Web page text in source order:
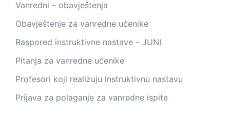
Vanredni – obavještenja
Obavještenje za vanredne učenike
Raspored instruktivne nastave – JUNI
Pitanja za vanredne učenike
Profesori koji realizuju instruktivnu nastavu
Prijava za polaganje za vanredne ispite